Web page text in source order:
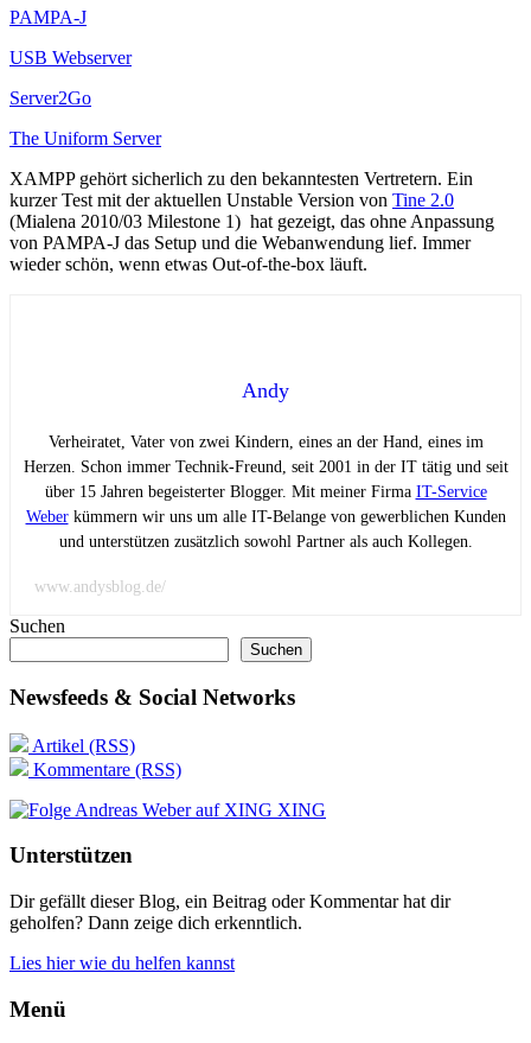
PAMPA-J
USB Webserver
Server2Go
The Uniform Server
XAMPP gehört sicherlich zu den bekanntesten Vertretern. Ein
kurzer Test mit der aktuellen Unstable Version von Tine 2.0
(Mialena 2010/03 Milestone 1) hat gezeigt, das ohne Anpassung
von PAMPA-J das Setup und die Webanwendung lief. Immer
wieder schön, wenn etwas Out-of-the-box läuft.
Andy
Verheiratet, Vater von zwei Kindern, eines an der Hand, eines im
Herzen. Schon immer Technik-Freund, seit 2001 in der IT tätig und seit
über 15 Jahren begeisterter Blogger. Mit meiner Firma IT-Service
Weberkümmern wir uns um alle IT-Belange von gewerblichen Kunden
und unterstützen zusätzlich sowohl Partner als auch Kollegen.
www.andysblog.de/
Suchen
Suchen
Newsfeeds & Social Networks
Artikel (RSS)
Kommentare (RSS)
XING
Unterstützen
Dir gefällt dieser Blog, ein Beitrag oder Kommentar hat dir
geholfen? Dann zeige dich erkenntlich.
Lies hier wie du helfen kannst
Menü